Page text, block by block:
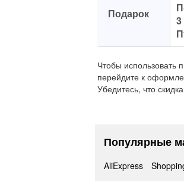
Подарок
Чтобы использовать
перейдите к
Убедитесь, что
Популярные
AliExpress